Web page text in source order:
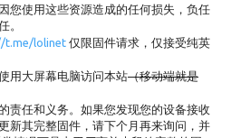
您使用这些资源造成的任何损失，负任
。
t.me/lolinet 仅限固件请求，仅接受纯英
用大屏幕电脑访问本站（移动端就是
责任和义务。如果您发现您的设备接收
新其完整固件，请下个月再来询问，并